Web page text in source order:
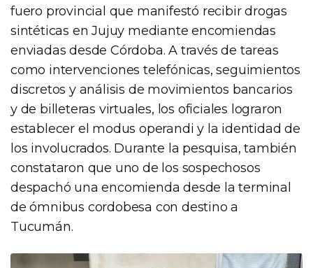
fuero provincial que manifestó recibir drogas
sintéticas en Jujuy mediante encomiendas
enviadas desde Córdoba. A través de tareas
como intervenciones telefónicas, seguimientos
discretos y análisis de movimientos bancarios
y de billeteras virtuales, los oficiales lograron
establecer el modus operandi y la identidad de
los involucrados. Durante la pesquisa, también
constataron que uno de los sospechosos
despachó una encomienda desde la terminal
de ómnibus cordobesa con destino a
Tucumán.